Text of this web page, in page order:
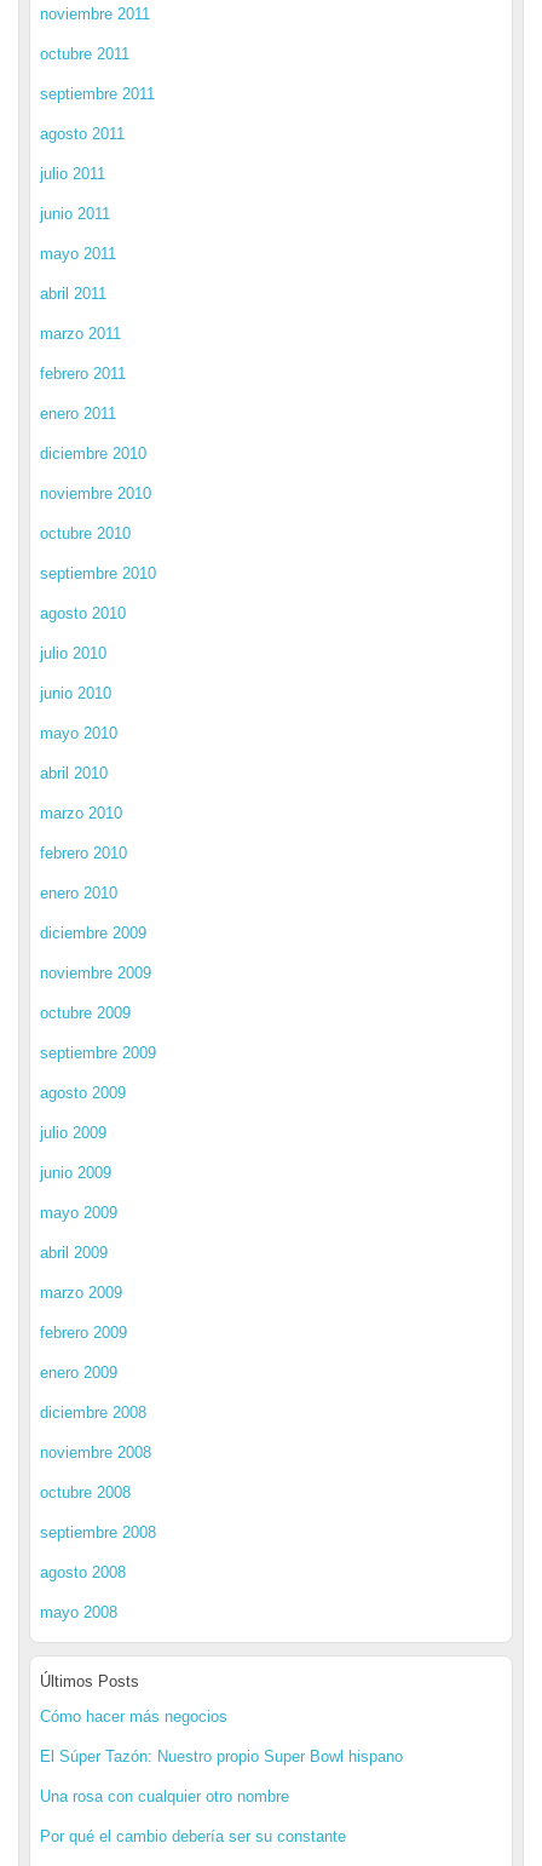
noviembre 2011
octubre 2011
septiembre 2011
agosto 2011
julio 2011
junio 2011
mayo 2011
abril 2011
marzo 2011
febrero 2011
enero 2011
diciembre 2010
noviembre 2010
octubre 2010
septiembre 2010
agosto 2010
julio 2010
junio 2010
mayo 2010
abril 2010
marzo 2010
febrero 2010
enero 2010
diciembre 2009
noviembre 2009
octubre 2009
septiembre 2009
agosto 2009
julio 2009
junio 2009
mayo 2009
abril 2009
marzo 2009
febrero 2009
enero 2009
diciembre 2008
noviembre 2008
octubre 2008
septiembre 2008
agosto 2008
mayo 2008
Últimos Posts
Cómo hacer más negocios
El Súper Tazón: Nuestro propio Super Bowl hispano
Una rosa con cualquier otro nombre
Por qué el cambio debería ser su constante